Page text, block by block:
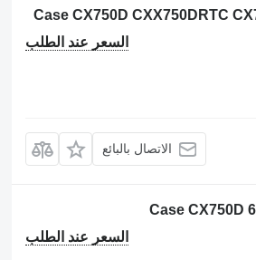
السعر عند الطلب
الاتصال بالبائع
السعر عند الطلب